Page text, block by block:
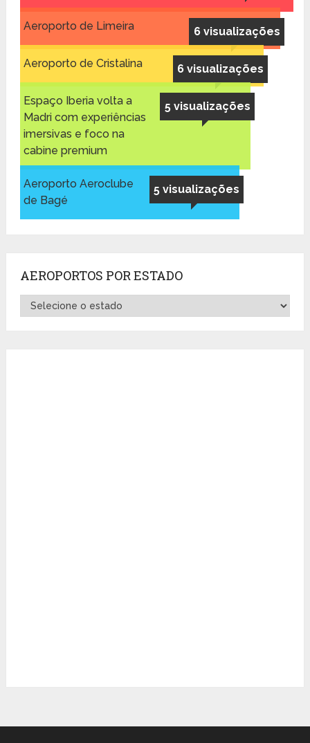
6 visualizações
Aeroporto de Limeira
6 visualizações
Aeroporto de Cristalina
5 visualizações
Espaço Iberia volta a
Madri com experiências
imersivas e foco na
cabine premium
5 visualizações
Aeroporto Aeroclube
de Bagé
AEROPORTOS POR ESTADO
Aeroportos
por